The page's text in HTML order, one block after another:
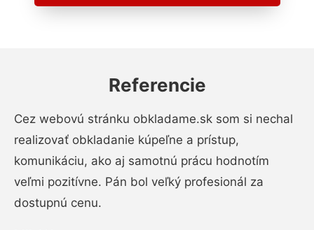
Referencie
Cez webovú stránku obkladame.sk som si nechal
realizovať obkladanie kúpeľne a prístup,
komunikáciu, ako aj samotnú prácu hodnotím
veľmi pozitívne. Pán bol veľký profesionál za
dostupnú cenu.